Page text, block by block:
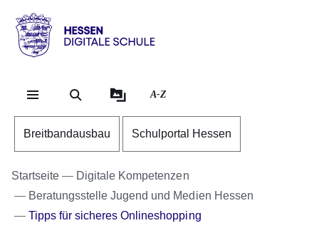
Hessen
Digitale
A-Z
Breitbandausbau Schulportal Hessen
Startseite
Digitale Kompetenzen
Beratungsstelle Jugend und Medien Hessen
Tipps für sicheres Onlineshopping